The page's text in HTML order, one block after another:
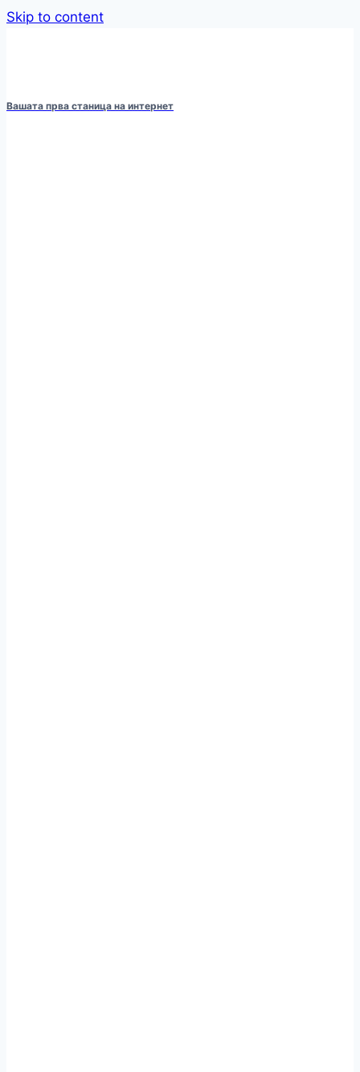
Skip to content
Вашата прва станица на интернет